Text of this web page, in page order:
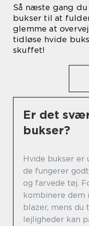
Så næste gang
bukser til at
glemme at
tidløse hvide
skuffet!
Er det
bukser?
Hvide bukser er
de fungerer
og farvede tøj.
kombinere dem
blazer, mens du
lejligheder kan